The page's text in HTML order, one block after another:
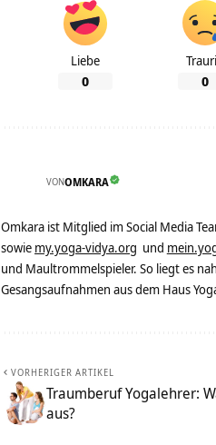
Liebe
0 0
VONOMKARA
Omkara ist Mitglied im Social Media
sowie my.yoga-vidya.org und
und Maultrommelspieler. So liegt es
Gesangsaufnahmen aus dem Haus
VORHERIGER ARTIKEL
Traumberuf Yogalehrer:
aus?